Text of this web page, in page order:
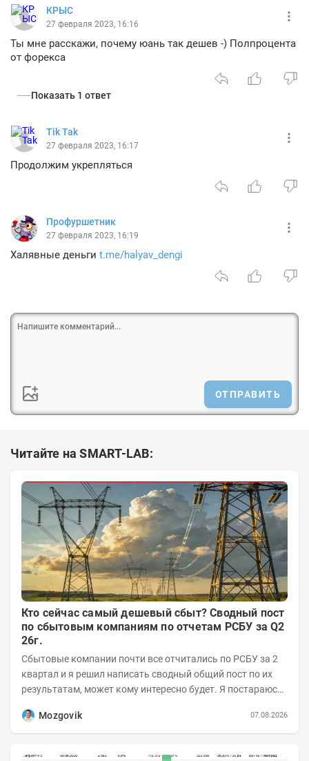
КРЫС
27 февраля 2023, 16:16
Ты мне расскажи, почему юань так дешев -) Полпроцента
от форекса
Показать 1 ответ
Tik Tak
27 февраля 2023, 16:17
Продолжим укрепляться
Профуршетник
27 февраля 2023, 16:19
Халявные деньги t.me/halyav_dengi
ОТПРАВИТЬ
Читайте на SMART-LAB:
Кто сейчас самый дешевый сбыт? Сводный пост
по сбытовым компаниям по отчетам РСБУ за Q2
26г.
Сбытовые компании почти все отчитались по РСБУ за 2
квартал и я решил написать сводный общий пост по их
результатам, может кому интересно будет. Я постараюсь
Mozgovik
07.08.2026